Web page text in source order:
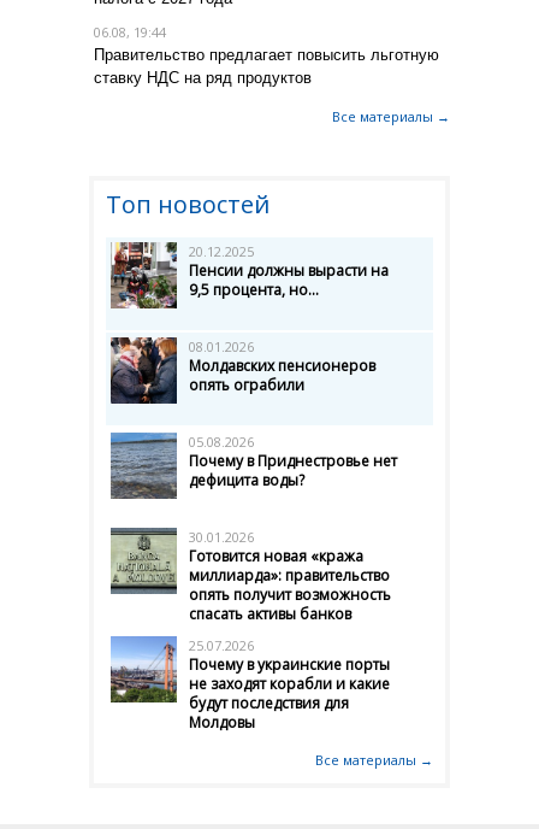
06.08, 19:44
Правительство предлагает повысить льготную
ставку НДС на ряд продуктов
Все материалы →
Топ новостей
20.12.2025
Пенсии должны вырасти на
9,5 процента, но...
08.01.2026
Молдавских пенсионеров
опять ограбили
05.08.2026
Почему в Приднестровье нет
дефицита воды?
30.01.2026
Готовится новая «кража
миллиарда»: правительство
опять получит возможность
спасать активы банков
25.07.2026
Почему в украинские порты
не заходят корабли и какие
будут последствия для
Молдовы
Все материалы →